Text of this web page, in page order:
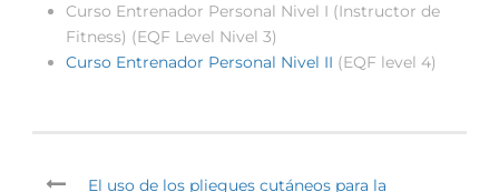
Curso Entrenador Personal Nivel I (Instructor de
Fitness) (EQF Level Nivel 3)
Curso Entrenador Personal Nivel II (EQF level 4)
El uso de los pliegues cutáneos para la